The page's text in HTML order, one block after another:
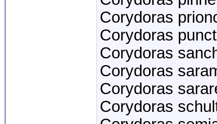
Corydoras
Corydoras
Corydoras
Corydoras
Corydoras
Corydoras